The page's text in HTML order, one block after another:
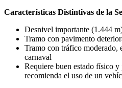
Características Distintivas de la
Desnivel importante (1.444
Tramo con pavimento
Tramo con tráfico moderado,
carnaval
Requiere buen estado físico y
recomienda el uso de un